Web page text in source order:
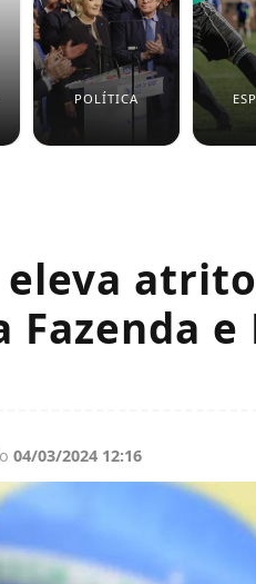
POLÍTICA
eleva
04/03/2024 12:16